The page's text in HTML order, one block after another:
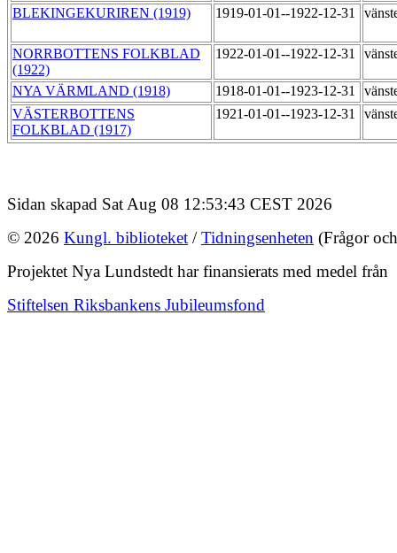
BLEKINGEKURIREN (1919)
1919-01-01--1922-12-31
NORRBOTTENS FOLKBLAD
(1922)
1922-01-01--1922-12-31
NYA VÄRMLAND (1918) 1918-01-01--1923-12-31
VÄSTERBOTTENS
FOLKBLAD (1917)
1921-01-01--1923-12-31
Sidan skapad Sat Aug 08 12:53:43 CEST 2026
© 2026 Kungl. biblioteket /Tidningsenheten (Frågor
Projektet Nya Lundstedt har finansierats med medel från
Stiftelsen Riksbankens Jubileumsfond